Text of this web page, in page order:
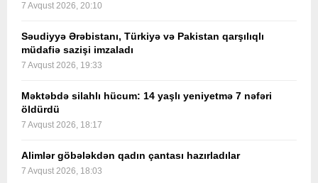
7 Avqust 2026, 20:10
Səudiyyə Ərəbistanı, Türkiyə və Pakistan qarşılıqlı
müdafiə sazişi imzaladı
7 Avqust 2026, 19:33
Məktəbdə silahlı hücum: 14 yaşlı yeniyetmə 7 nəfəri
öldürdü
7 Avqust 2026, 18:17
Alimlər göbələkdən qadın çantası hazırladılar
7 Avqust 2026, 18:03